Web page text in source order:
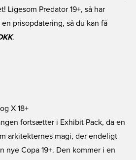
Ligesom Predator 19+, så har
en prisopdatering, så du kan få
.
X 18+
fortsætter i Exhibit Pack, da en
arkitekternes magi, der endeligt
nye Copa 19+. Den kommer i en